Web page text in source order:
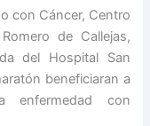
con Cáncer, Centro
de Callejas,
del Hospital San
beneficiaran a
enfermedad con